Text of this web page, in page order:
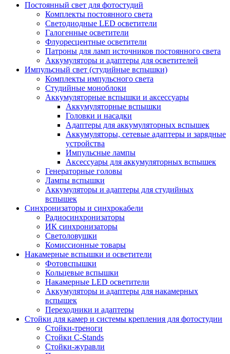
Постоянный свет для фотостудий
Комплекты постоянного света
Светодиодные LED осветители
Галогенные осветители
Флуоресцентные осветители
Патроны для ламп источников постоянного света
Аккумуляторы и адаптеры для осветителей
Импульсный свет (студийные вспышки)
Комплекты импульсного света
Студийные моноблоки
Аккумуляторные вспышки и аксессуары
Аккумуляторные вспышки
Головки и насадки
Адаптеры для аккумуляторных вспышек
Аккумуляторы, сетевые адаптеры и зарядные
устройства
Импульсные лампы
Аксессуары для аккумуляторных вспышек
Генераторные головы
Лампы вспышки
Аккумуляторы и адаптеры для студийных
вспышек
Синхронизаторы и синхрокабели
Радиосинхронизаторы
ИК синхронизаторы
Светоловушки
Комиссионные товары
Накамерные вспышки и осветители
Фотовспышки
Кольцевые вспышки
Накамерные LED осветители
Аккумуляторы и адаптеры для накамерных
вспышек
Переходники и адаптеры
Стойки для камер и системы крепления для фотостудии
Стойки-треноги
Стойки C-Stands
Стойки-журавли